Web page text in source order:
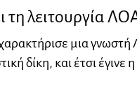
λειτουργία
μια
δίκη, και έτσι